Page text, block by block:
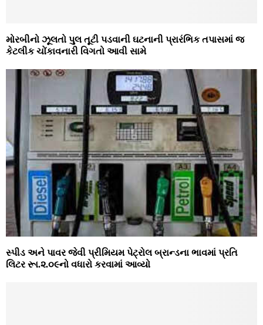
મોરબીનો ઝૂલતો પુલ તૂટી પડવાની ઘટનાની પ્રારંભિક તપાસમાં જ
કેટલીક ચોંકાવનારી વિગતો આવી સામે
સ્‍પીડ અને પાવર જેવી પ્રીમિયમ પેટ્રોલ બ્રાન્‍ડના ભાવમાં પ્રતિ
લિટર રૂા.૨.૦૯નો વધારો કરવામાં આવ્‍યો